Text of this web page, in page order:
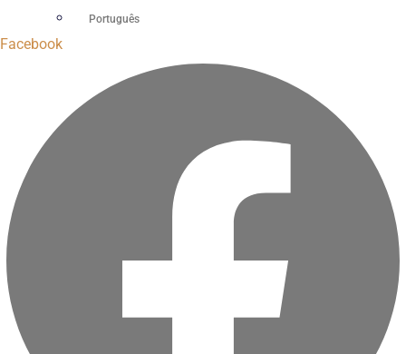
Português
Facebook